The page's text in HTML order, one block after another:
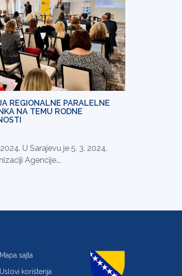
REGIONALNE PARALELNE
NA TEMU RODNE
U Sarajevu je 5. 3. 2024.
Agencije...
Mapa sajta
Uslovi korištenja